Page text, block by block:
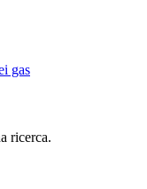
gas
ricerca.